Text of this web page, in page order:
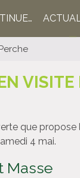
que propose
4 mai.
Masse